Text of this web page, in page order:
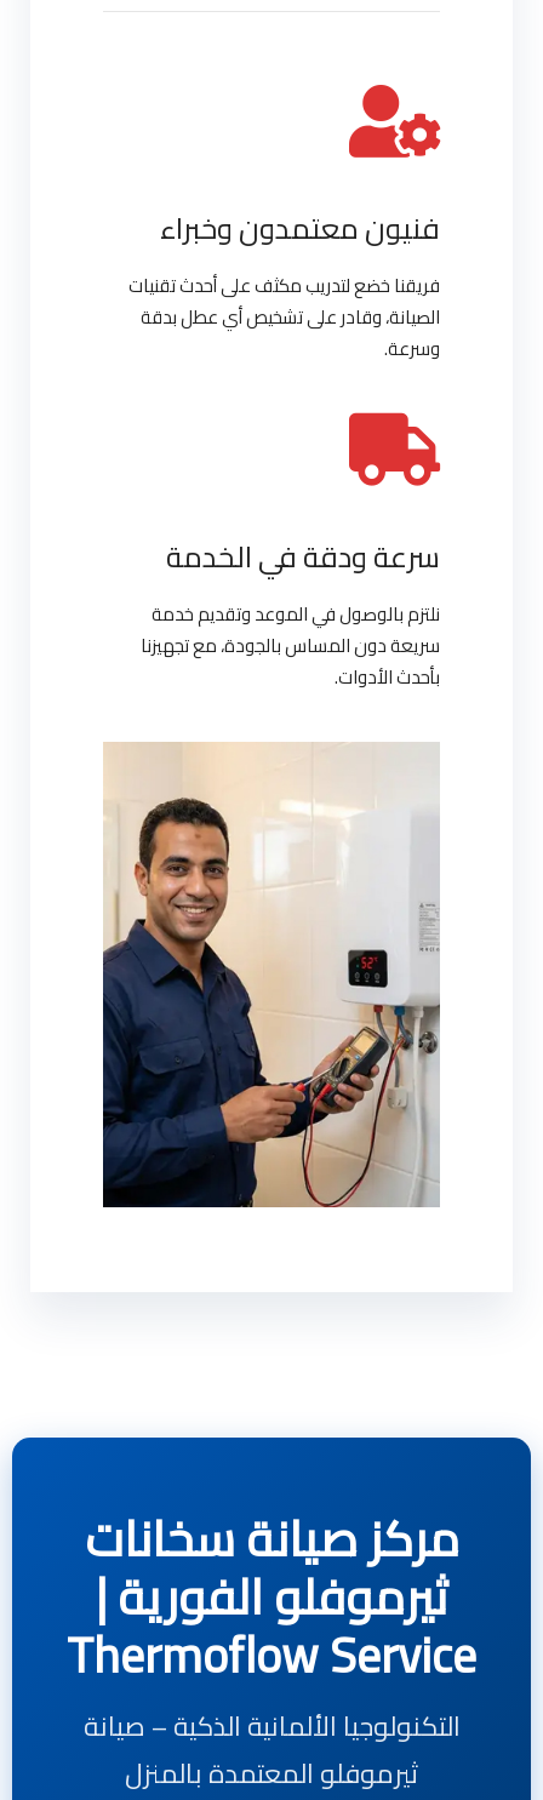
فنيون معتمدون وخبراء
فريقنا خضع لتدريب مكثف على أحدث تقنيات
الصيانة، وقادر على تشخيص أي عطل بدقة
وسرعة.
سرعة ودقة في الخدمة
نلتزم بالوصول في الموعد وتقديم خدمة
سريعة دون المساس بالجودة، مع تجهيزنا
بأحدث الأدوات.
مركز صيانة سخانات
ثيرموفلو الفورية |
Thermoflow Service
التكنولوجيا الألمانية الذكية – صيانة
ثيرموفلو المعتمدة بالمنزل